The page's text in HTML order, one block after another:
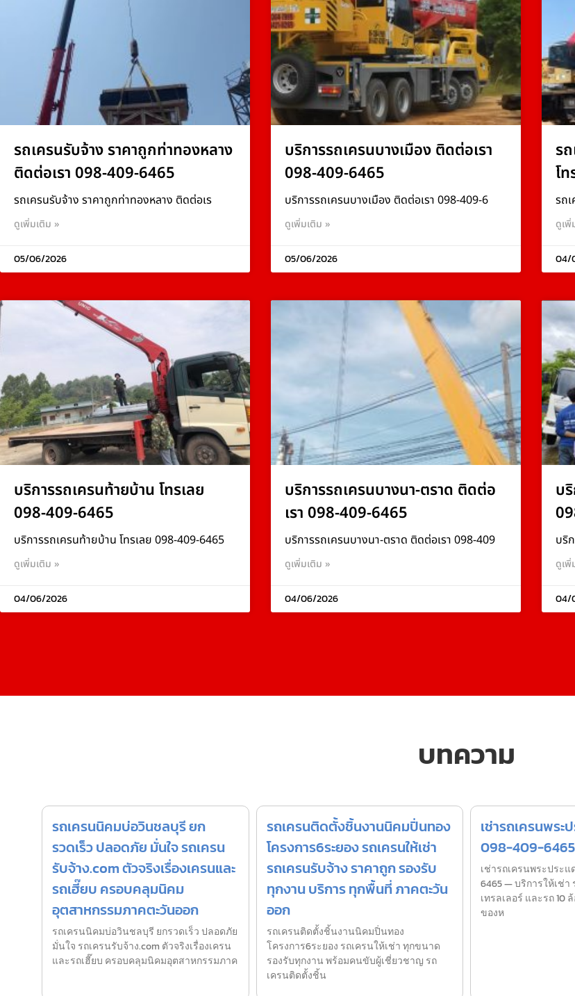
รถเครนรับจ้าง ราคาถูกท่าทองหลาง
ติดต่อเรา 098-409-6465
รถเครนรับจ้าง ราคาถูกท่าทองหลาง ติดต่อเร
ดูเพิ่มเติม »
05/06/2026
บริการรถเครนบางเมือง ติดต่อเรา
098-409-6465
บริการรถเครนบางเมือง ติดต่อเรา 098-409-6
ดูเพิ่มเติม »
05/06/2026
ร
โ
รถ
ดูเพิ่
04/
บริการรถเครนท้ายบ้าน โทรเลย
098-409-6465
บริการรถเครนท้ายบ้าน โทรเลย 098-409-6465
ดูเพิ่มเติม »
04/06/2026
บริการรถเครนบางนา-ตราด ติดต่อ
เรา 098-409-6465
บริการรถเครนบางนา-ตราด ติดต่อเรา 098-409
ดูเพิ่มเติม »
04/06/2026
บ
บริ
ดูเพิ่
04/
บทความ
รถเครนนิคมบ่อวินชลบุรี ยก
รวดเร็ว ปลอดภัย มั่นใจ รถเครน
รับจ้าง.com ตัวจริงเรื่องเครนและ
รถเฮี๊ยบ ครอบคลุมนิคม
อุตสาหกรรมภาคตะวันออก
รถเครนนิคมบ่อวินชลบุรี ยกรวดเร็ว ปลอดภัย
มั่นใจ รถเครนรับจ้าง.com ตัวจริงเรื่องเครน
และรถเฮี๊ยบ ครอบคลุมนิคมอุตสาหกรรมภาค
รถเครนติดตั้งชิ้นงานนิคมปิ่นทอง
โครงการ6ระยอง รถเครนให้เช่า
รถเครนรับจ้าง ราคาถูก รองรับ
ทุกงาน บริการ ทุกพื้นที่ ภาคตะวัน
ออก
รถเครนติดตั้งชิ้นงานนิคมปิ่นทอง
โครงการ6ระยอง รถเครนให้เช่า ทุกขนาด
รองรับทุกงาน พร้อมคนขับผู้เชี่ยวชาญ รถ
เครนติดตั้งชิ้น
เช่ารถเครนพระ
098-409-6465
เช่ารถเครนพระประ
6465 — บริการให้เช่า
เทรลเลอร์ และรถ 10
ของห